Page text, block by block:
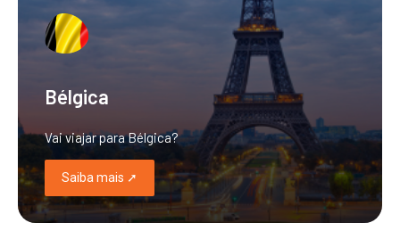
Bélgica
Vai viajar para Bélgica?
Saiba mais ➚